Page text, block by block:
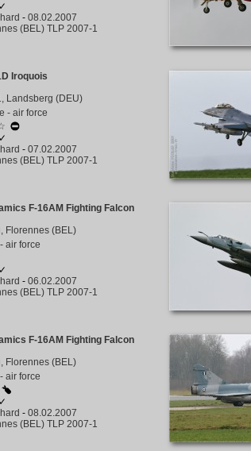
- 08.02.2007
(BEL) TLP 2007-1
Iroquois
Landsberg (DEU)
- air force
- 07.02.2007
(BEL) TLP 2007-1
F-16AM Fighting Falcon
Florennes (BEL)
air force
- 06.02.2007
(BEL) TLP 2007-1
F-16AM Fighting Falcon
Florennes (BEL)
air force
- 08.02.2007
(BEL) TLP 2007-1